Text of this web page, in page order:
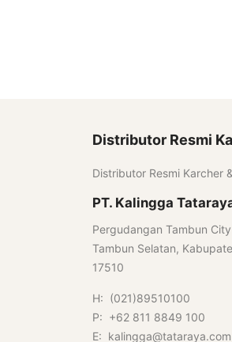
Distributor Resmi
Distributor Resmi Karcher
PT. Kalingga
Pergudangan Tambun
Tambun Selatan,
17510
H: (021)89510100
P: +62 811 8849 100
E: kalingga@tataraya.com